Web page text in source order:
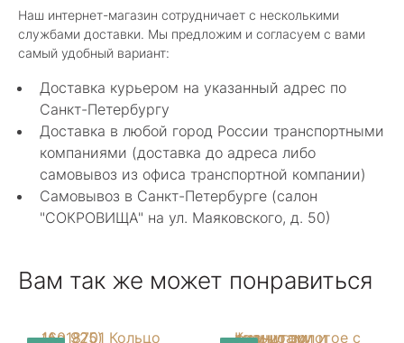
Наш интернет-магазин сотрудничает с несколькими
службами доставки. Мы предложим и согласуем с вами
самый удобный вариант:
Доставка курьером на указанный адрес по
Санкт-Петербургу
Доставка в любой город России транспортными
компаниями (доставка до адреса либо
самовывоз из офиса транспортной компании)
Самовывоз в Санкт-Петербурге (салон
"СОКРОВИЩА" на ул. Маяковского, д. 50)
Вам так же может понравиться
Шикарный магазин, огромный ассортимент не
только ювелирных изделий. Продавцы
шикарные, спасибо!
Показать полностью
Алла Майорова
8 мая 2025
Классные изделия, оригинальные не похожие
в других магазинах. Сотрудники очень
Нелли Г.